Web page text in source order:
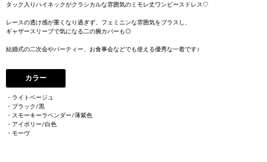
タック入りハイネックがクラシカルな雰囲気のミモレ丈ワンピースドレス♡
レースの透け感が重くなり過ぎず、フェミニンな雰囲気をプラスし、
ギャザースリーブで気になる二の腕カバーも◎
結婚式の二次会やパーティー、お食事会などでも使える優秀な一着です♪
カラー
・ライトベージュ
・ブラック/黒
・スモーキーラベンダー/薄紫色
・アイボリー/白色
・モーヴ